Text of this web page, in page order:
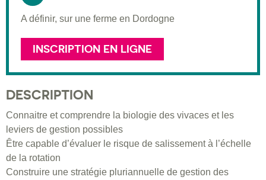
A définir, sur une ferme en Dordogne
INSCRIPTION EN LIGNE
DESCRIPTION
Connaitre et comprendre la biologie des vivaces et les
leviers de gestion possibles
Être capable d’évaluer le risque de salissement à l’échelle
de la rotation
Construire une stratégie pluriannuelle de gestion des